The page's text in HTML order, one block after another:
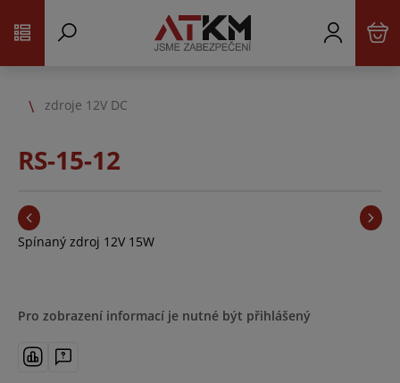
zdroje 12V DC
RS-15-12
Spínaný zdroj 12V 15W
Pro zobrazení informací je nutné být přihlášený